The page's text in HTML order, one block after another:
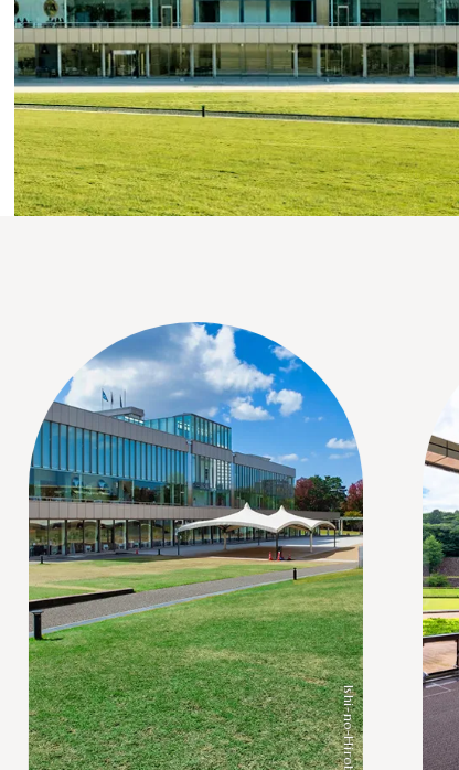
Ishi-no-Hiroba